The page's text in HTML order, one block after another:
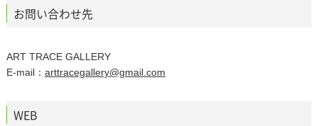
お問い合わせ先
ART TRACE GALLERY
E-mail： arttracegallery@gmail.com
WEB